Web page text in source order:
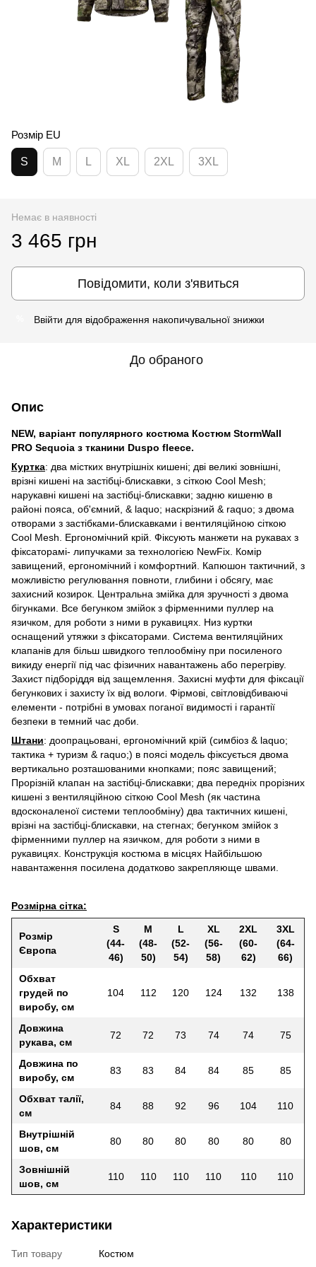
Розмір EU
S M L XL 2XL 3XL
Немає в наявності
3 465 грн
Повідомити, коли з'явиться
Ввійти для відображення накопичувальної знижки
До обраного
Опис
NEW, варіант популярного костюма Костюм StormWall
PRO Sequoia з тканини Duspo fleece.
Куртка: два містких внутрішніх кишені; дві великі зовнішні,
врізні кишені на застібці-блискавки, з сіткою Cool Mesh;
нарукавні кишені на застібці-блискавки; задню кишеню в
районі пояса, об'ємний, & laquo; наскрізний & raquo; з двома
отворами з застібками-блискавками і вентиляційною сіткою
Cool Mesh. Ергономічний крій. Фіксують манжети на рукавах з
фіксаторамі- липучками за технологією NewFix. Комір
завищений, ергономічний і комфортний. Капюшон тактичний, з
можливістю регулювання повноти, глибини і обсягу, має
захисний козирок. Центральна змійка для зручності з двома
бігунками. Все бегунком змійок з фірменними пуллер на
язичком, для роботи з ними в рукавицях. Низ куртки
оснащений утяжки з фіксаторами. Система вентиляційних
клапанів для більш швидкого теплообміну при посиленого
викиду енергії під час фізичних навантажень або перегріву.
Захист підборіддя від защемлення. Захисні муфти для фіксації
бегункових і захисту їх від вологи. Фірмові, світловідбиваючі
елементи - потрібні в умовах поганої видимості і гарантії
безпеки в темний час доби.
Штани: доопрацьовані, ергономічний крій (симбіоз & laquo;
тактика + туризм & raquo;) в поясі модель фіксується двома
вертикально розташованими кнопками; пояс завищений;
Прорізній клапан на застібці-блискавки; два передніх прорізних
кишені з вентиляційною сіткою Cool Mesh (як частина
вдосконаленої системи теплообміну) два тактичних кишені,
врізні на застібці-блискавки, на стегнах; бегунком змійок з
фірменними пуллер на язичком, для роботи з ними в
рукавицях. Конструкція костюма в місцях Найбільшою
навантаження посилена додатково закрепляюще швами.
Розмірна сітка:
Розмір
Європа
S
(44-
46)
M
(48-
50)
L
(52-
54)
XL
(56-
58)
2XL
(60-
62)
3XL
(64-
66)
Обхват
грудей по
виробу, см
104 112 120 124 132 138
Довжина
рукава, см
72 72 73 74 74 75
Довжина по
виробу, см
83 83 84 84 85 85
Обхват талії,
см
84 88 92 96 104 110
Внутрішній
шов, см
80 80 80 80 80 80
Зовнішній
шов, см
110 110 110 110 110 110
Характеристики
Тип товару
Костюм